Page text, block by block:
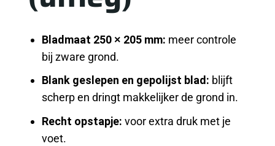
Bladmaat 250 × 205 mm: meer controle
bij zware grond.
Blank geslepen en gepolijst blad: blijft
scherp en dringt makkelijker de grond in.
Recht opstapje: voor extra druk met je
voet.